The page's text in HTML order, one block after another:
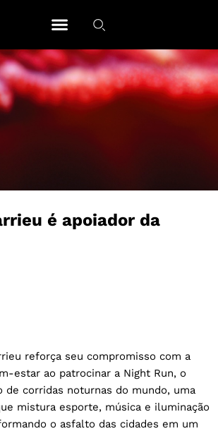
é apoiador da
reforça seu compromisso com a
estar ao patrocinar a Night Run, o
de corridas noturnas do mundo, uma
mistura esporte, música e iluminação
o asfalto das cidades em um